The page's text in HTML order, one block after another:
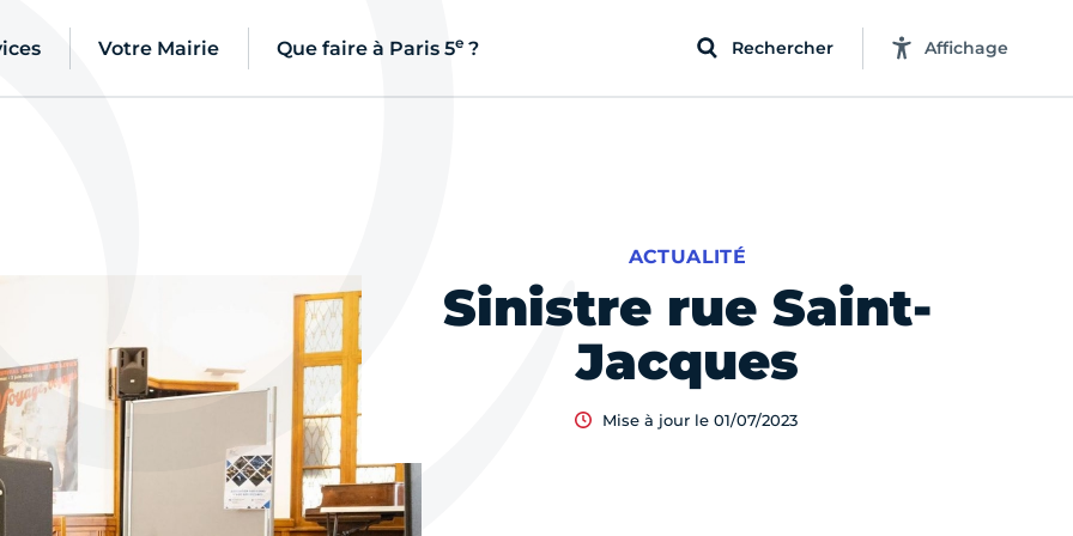
Votre Mairie Que faire à Paris 5e ? Rechercher Affichage
Sinistre rue Saint-
Jacques
ACTUALITÉ
Mise à jour le 01/07/2023